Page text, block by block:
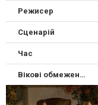
Режисер
Сценарій
Час
Вікові обмеження